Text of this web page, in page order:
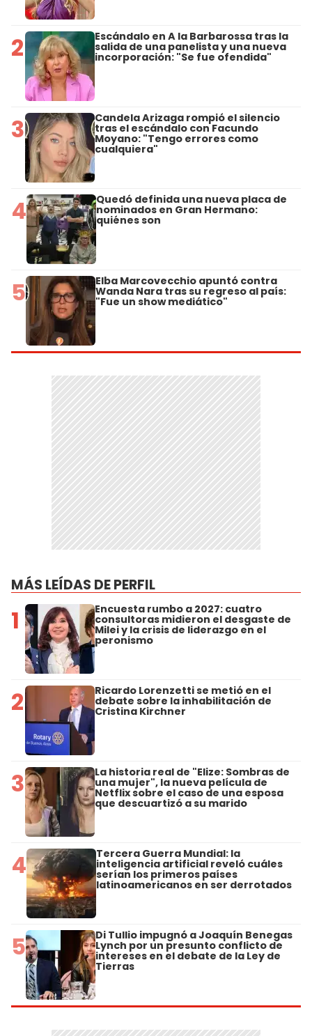
2 Escándalo en A la Barbarossa tras la
salida de una panelista y una nueva
incorporación: "Se fue ofendida"
3 Candela Arizaga rompió el silencio
tras el escándalo con Facundo
Moyano: "Tengo errores como
cualquiera"
4 Quedó definida una nueva placa de
nominados en Gran Hermano:
quiénes son
5 Elba Marcovecchio apuntó contra
Wanda Nara tras su regreso al país:
"Fue un show mediático"
MÁS LEÍDAS DE PERFIL
1 Encuesta rumbo a 2027: cuatro
consultoras midieron el desgaste de
Milei y la crisis de liderazgo en el
peronismo
2 Ricardo Lorenzetti se metió en el
debate sobre la inhabilitación de
Cristina Kirchner
3 La historia real de "Elize: Sombras de
una mujer", la nueva película de
Netflix sobre el caso de una esposa
que descuartizó a su marido
4 Tercera Guerra Mundial: la
inteligencia artificial reveló cuáles
serían los primeros países
latinoamericanos en ser derrotados
5 Di Tullio impugnó a Joaquín Benegas
Lynch por un presunto conflicto de
intereses en el debate de la Ley de
Tierras